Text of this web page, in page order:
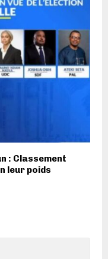
: Classement
leur poids